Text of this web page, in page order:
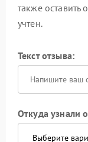
также оставить
учтен.
Текст отзыва:
Откуда узнали